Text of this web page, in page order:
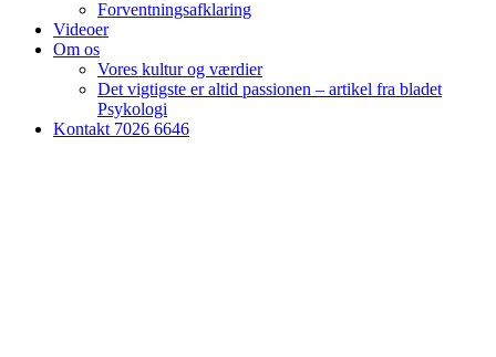
Forventningsafklaring
Videoer
Om os
Vores kultur og værdier
Det vigtigste er altid passionen – artikel fra bladet
Psykologi
Kontakt 7026 6646